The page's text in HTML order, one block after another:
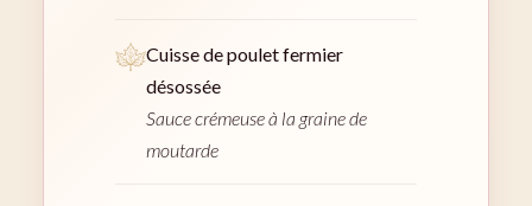
Cuisse de poulet fermier
désossée
Sauce crémeuse à la graine de
moutarde